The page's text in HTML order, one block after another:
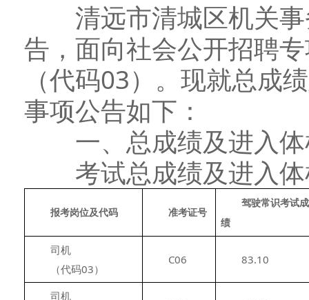
清远市清城区机关事
告，面向社会公开招聘
（代码03）。现就总成
事项公告如下：
一、总成绩及进入体
考试总成绩及进入体
报考岗位及代码 准考证号
驾驶常识考试成
绩
司机
（代码03）
C06 83.10
司机